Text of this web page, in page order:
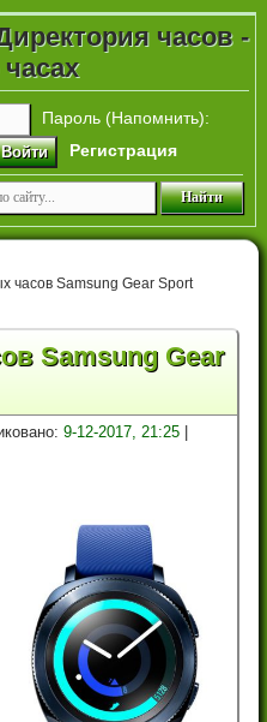
часов -
Пароль (Напомнить):
Войти Регистрация
часов Samsung Gear Sport
Samsung Gear
9-12-2017, 21:25